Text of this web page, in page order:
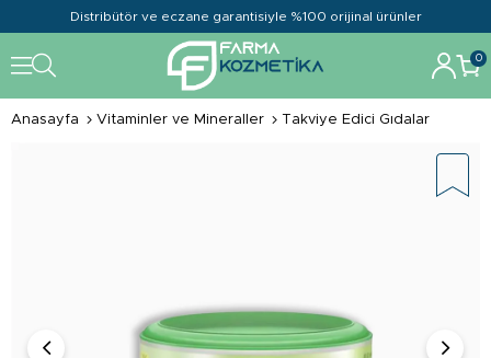
Distribütör ve eczane garantisiyle %100 orijinal ürünler
0
Anasayfa Vitaminler ve Mineraller Takviye Edici Gıdalar